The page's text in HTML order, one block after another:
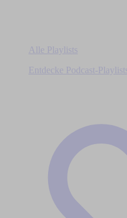
Alle Playlists
Entdecke Podcast-